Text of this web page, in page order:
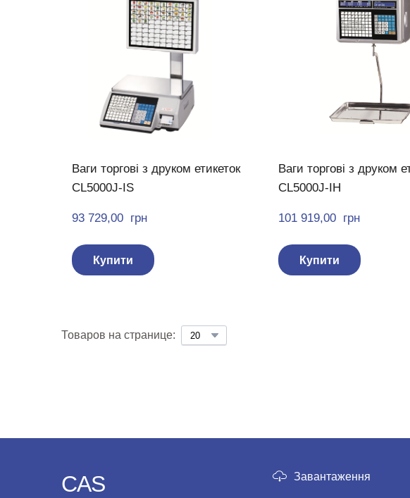
Ваги торгові з друком етикеток
CL5000J-IS
93 729,00  грн
Купити
Ваги торгові з друком
CL5000J-IH
101 919,00  грн
Купити
Товаров на странице:
CAS Завантаження